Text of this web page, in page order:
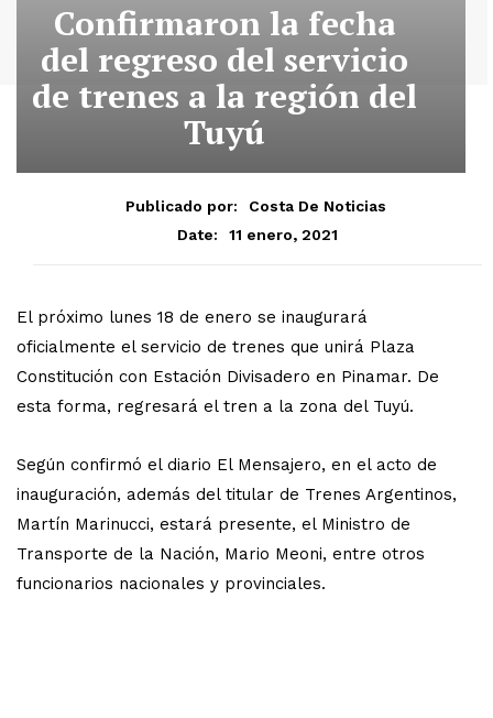
Confirmaron la fecha
del regreso del servicio
de trenes a la región del
Tuyú
Publicado por:
Costa De Noticias
Date:
11 enero, 2021
El próximo lunes 18 de enero se inaugurará
oficialmente el servicio de trenes que unirá Plaza
Constitución con Estación Divisadero en Pinamar. De
esta forma, regresará el tren a la zona del Tuyú.
Según confirmó el diario El Mensajero, en el acto de
inauguración, además del titular de Trenes Argentinos,
Martín Marinucci, estará presente, el Ministro de
Transporte de la Nación, Mario Meoni, entre otros
funcionarios nacionales y provinciales.